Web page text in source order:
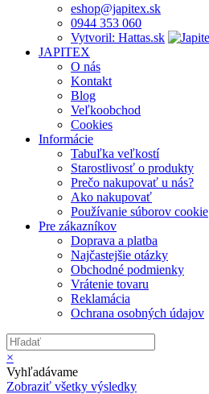
eshop@japitex.sk
0944 353 060
Vytvoril: Hattas.sk
JAPITEX
O nás
Kontakt
Blog
Veľkoobchod
Cookies
Informácie
Tabuľka veľkostí
Starostlivosť o produkty
Prečo nakupovať u nás?
Ako nakupovať
Používanie súborov cookie
Pre zákazníkov
Doprava a platba
Najčastejšie otázky
Obchodné podmienky
Vrátenie tovaru
Reklamácia
Ochrana osobných údajov
×
Vyhľadávame
Zobraziť všetky výsledky